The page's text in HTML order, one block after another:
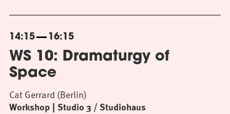
14:15 16:15
WS 10: Dramaturgy of
Space
Workshop Studio 3 / Studiohaus
Cat Gerrard (Berlin)